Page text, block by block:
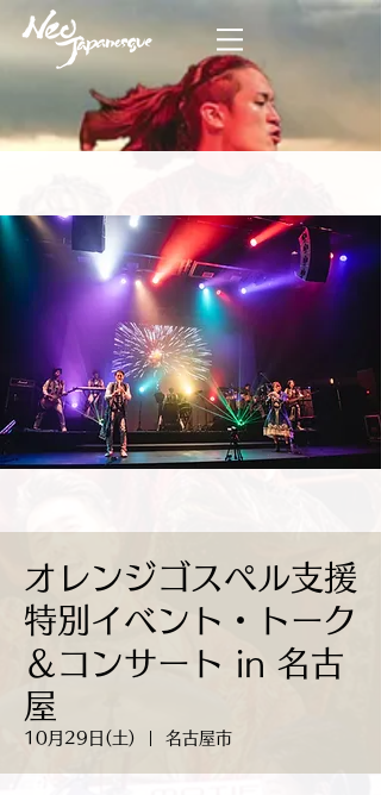
オレンジゴスペル支援
特別イベント・トーク
＆コンサート in 名古
屋
10月29日(土) 名古屋市